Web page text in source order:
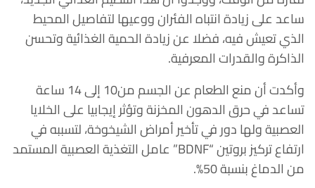
ساعد على زيادة انتباه الفئران ووعيها لتفاصيل المحيط
الذي تعيش فيه، فضلا عن زيادة الحمية الغذائية وتحسن
الذاكرة والقدرات المعرفية.
وأكدت أن منع الطعام عن الجسم من10 إلى 14 ساعة
تساعد في حرق الدهون المخزنة وتؤثر إيجابيا على الخلايا
العصبية ولها دور في تأخير أمراض الشيخوخة، لتسببه في
ارتفاع تركيز بروتين “BDNF” عامل التغذية العصبية المستمد
من الدماغ بنسبة 50%.